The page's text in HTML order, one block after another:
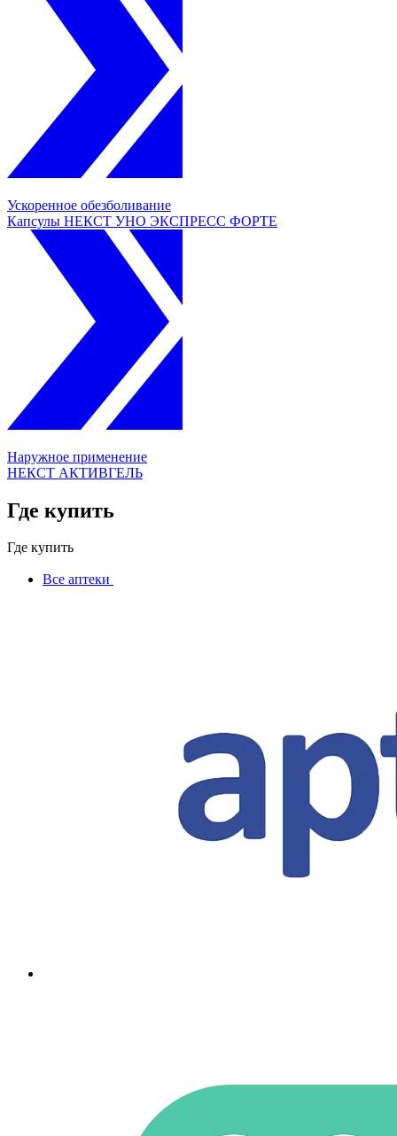
Ускоренное обезболивание
Капсулы НЕКСТ УНО ЭКСПРЕСС ФОРТЕ
Наружное применение
НЕКСТ АКТИВГЕЛЬ
Где купить
Где купить
Все аптеки